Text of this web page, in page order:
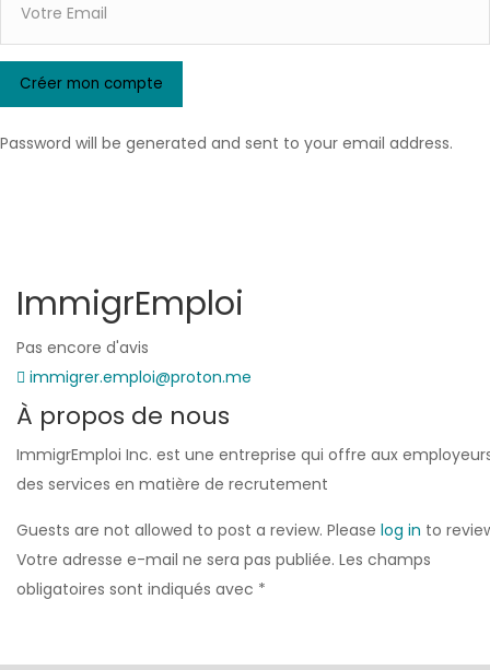
Password will be generated and sent to your email address.
ImmigrEmploi
Pas encore d'avis
immigrer.emploi@proton.me
À propos de nous
ImmigrEmploi Inc. est une entreprise qui offre aux
des services en matière de recrutement
Guests are not allowed to post a review. Please log in to
Votre adresse e-mail ne sera pas publiée. Les champs
obligatoires sont indiqués avec *